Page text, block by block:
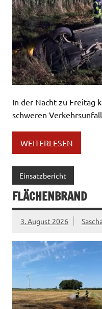
In der Nacht zu Freitag
schweren
WEITERLESEN
Einsatzbericht
FLÄCHENBRAND
3. August 2026